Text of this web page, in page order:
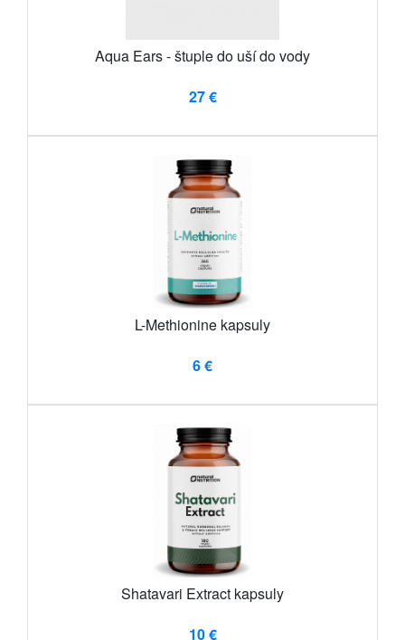
Aqua Ears - štuple do uší do vody
27 €
L-Methionine kapsuly
6 €
Shatavari Extract kapsuly
10 €